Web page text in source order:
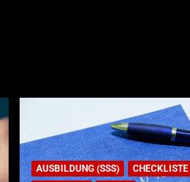
AUSBILDUNG (SSS)
CHECKLISTE